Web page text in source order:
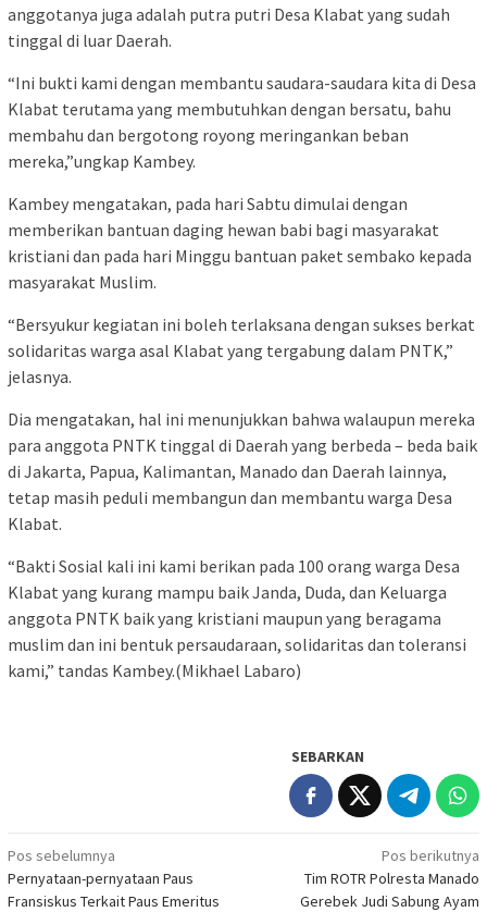
anggotanya juga adalah putra putri Desa Klabat yang sudah
tinggal di luar Daerah.
“Ini bukti kami dengan membantu saudara-saudara kita di Desa
Klabat terutama yang membutuhkan dengan bersatu, bahu
membahu dan bergotong royong meringankan beban
mereka,”ungkap Kambey.
Kambey mengatakan, pada hari Sabtu dimulai dengan
memberikan bantuan daging hewan babi bagi masyarakat
kristiani dan pada hari Minggu bantuan paket sembako kepada
masyarakat Muslim.
“Bersyukur kegiatan ini boleh terlaksana dengan sukses berkat
solidaritas warga asal Klabat yang tergabung dalam PNTK,”
jelasnya.
Dia mengatakan, hal ini menunjukkan bahwa walaupun mereka
para anggota PNTK tinggal di Daerah yang berbeda – beda baik
di Jakarta, Papua, Kalimantan, Manado dan Daerah lainnya,
tetap masih peduli membangun dan membantu warga Desa
Klabat.
“Bakti Sosial kali ini kami berikan pada 100 orang warga Desa
Klabat yang kurang mampu baik Janda, Duda, dan Keluarga
anggota PNTK baik yang kristiani maupun yang beragama
muslim dan ini bentuk persaudaraan, solidaritas dan toleransi
kami,” tandas Kambey.(Mikhael Labaro)
SEBARKAN
Navigasi
pos
Pos sebelumnya
Pernyataan-pernyataan Paus
Fransiskus Terkait Paus Emeritus
Pos berikutnya
Tim ROTR Polresta Manado
Gerebek Judi Sabung Ayam